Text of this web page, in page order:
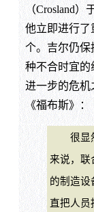
（Crosland
他立即进行了
个。吉尔仍保
种不合时宜的
进一步的危机
《福布斯》：
很显然
来说，联
的制造设
直把人员